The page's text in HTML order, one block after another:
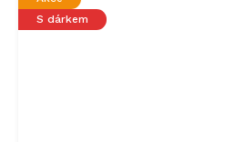
S dárkem